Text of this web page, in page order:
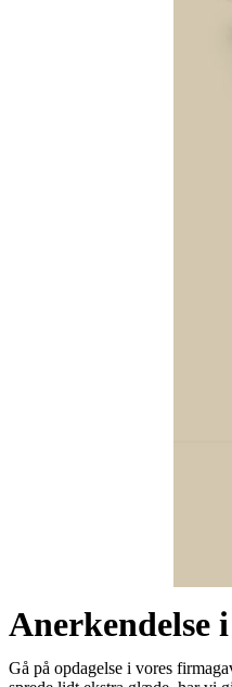
Anerkendelse
Gå på opdagelse i vores